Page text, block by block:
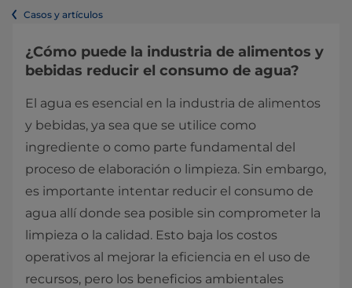
Casos y artículos
¿Cómo puede la industria de alimentos y
bebidas reducir el consumo de agua?
El agua es esencial en la industria de alimentos
y bebidas, ya sea que se utilice como
ingrediente o como parte fundamental del
proceso de elaboración o limpieza. Sin embargo,
es importante intentar reducir el consumo de
agua allí donde sea posible sin comprometer la
limpieza o la calidad. Esto baja los costos
operativos al mejorar la eficiencia en el uso de
recursos, pero los beneficios ambientales